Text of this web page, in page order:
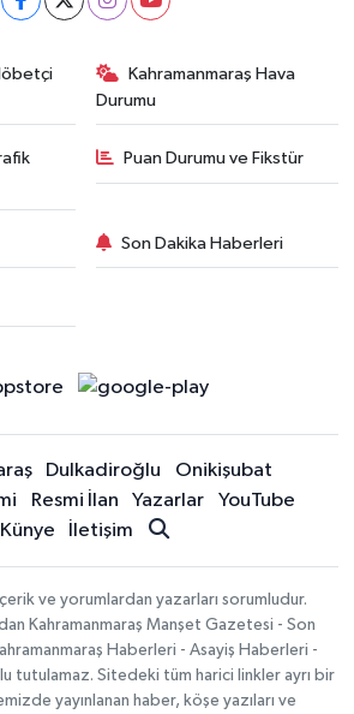
Kahramanmaraş Hava
Durumu
Puan Durumu ve Fikstür
Son Dakika Haberleri
Dulkadiroğlu
Onikişubat
Resmi İlan Yazarlar
YouTube
Künye
İletişim
ve yorumlardan yazarları sorumludur.
Kahramanmaraş Manşet Gazetesi - Son
Haberleri - Asayiş Haberleri -
tutulamaz. Sitedeki tüm harici linkler ayrı bir
yayınlanan haber, köşe yazıları ve